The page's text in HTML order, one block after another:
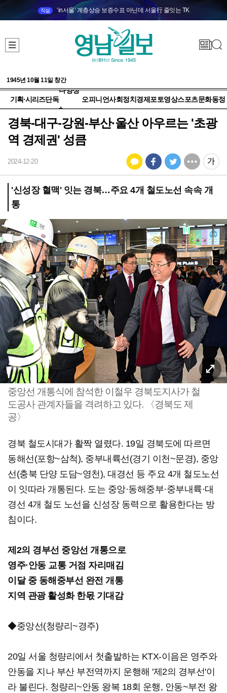
직설 ‘in서울’ 계층상승 보증수표 아닌데 서울行 줄잇는 TK
1945년 10월 11일 창간
기획·시리즈단독
다양성
+
오피니언사회정치 경제 포토영상스포츠문화동정
경북-대구-강원-부산·울산 아우르는 '초광
역 경제권' 성큼
2024-12-20
'신성장 혈맥' 잇는 경북…주요 4개 철도노선 속속 개
통
중앙선 개통식에 참석한 이철우 경북도지사가 철
도공사 관계자들을 격려하고 있다. 〈경북도 제
공〉
경북 철도시대가 활짝 열렸다. 19일 경북도에 따르면
동해선(포항~삼척), 중부내륙선(경기 이천~문경), 중앙
선(충북 단양 도담~영천), 대경선 등 주요 4개 철도노선
이 잇따라 개통된다. 도는 중앙·동해중부·중부내륙·대
경선 4개 철도 노선을 신성장 동력으로 활용한다는 방
침이다.
제2의 경부선 중앙선 개통으로
영주·안동 교통 거점 자리매김
이달 중 동해중부선 완전 개통
지역 관광 활성화 한몫 기대감
◆중앙선(청량리~경주)
20일 서울 청량리에서 첫출발하는 KTX-이음은 영주와
안동을 지나 부산 부전역까지 운행해 '제2의 경부선'이
라 불린다. 청량리~안동 왕복 18회 운행, 안동~부전 왕